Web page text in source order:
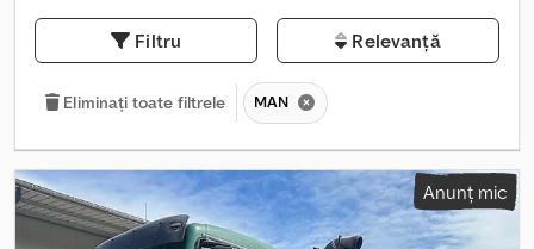
Filtru Relevanță
Eliminați toate filtrele MAN
Anunț mic